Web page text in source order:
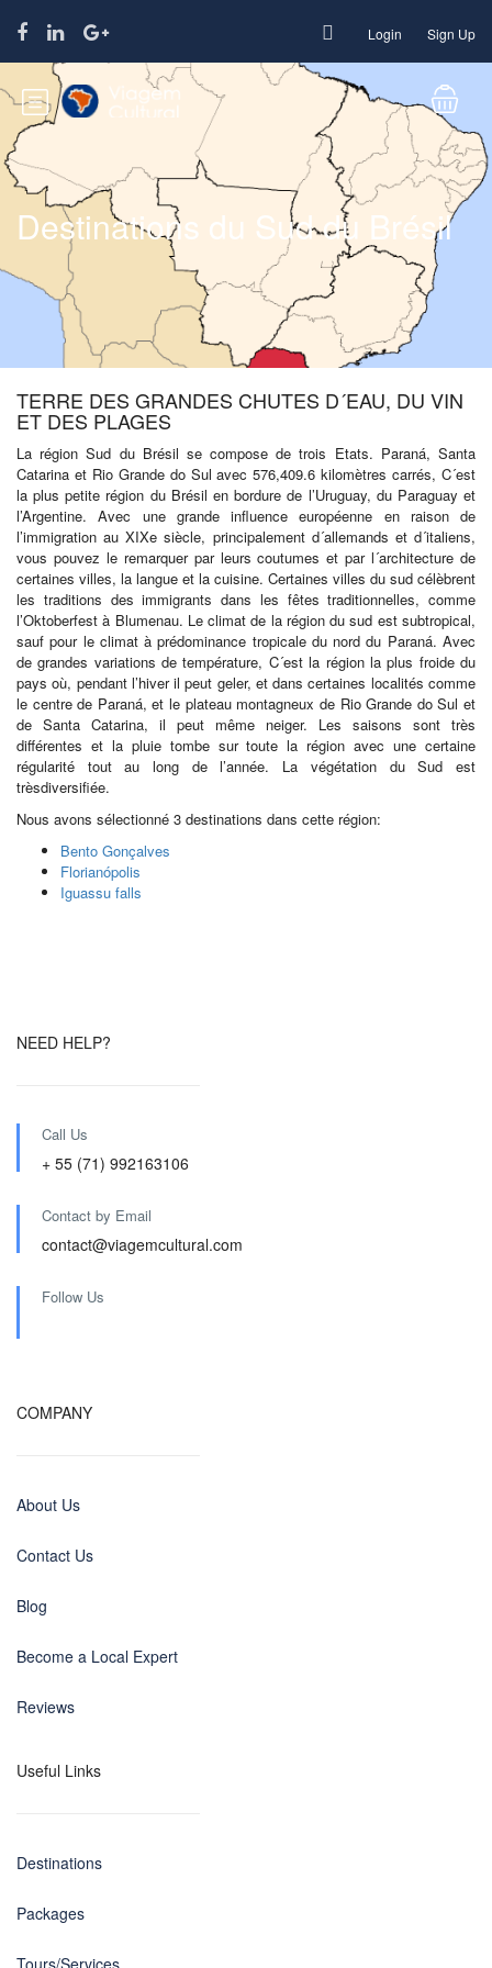
Login Sign Up
Destinations du Sud du Brésil
TERRE DES GRANDES CHUTES D´EAU, DU VIN
ET DES PLAGES
La région Sud du Brésil se compose de trois Etats. Paraná, Santa
Catarina et Rio Grande do Sul avec 576,409.6 kilomètres carrés, C´est
la plus petite région du Brésil en bordure de l’Uruguay, du Paraguay et
l’Argentine. Avec une grande influence européenne en raison de
l’immigration au XIXe siècle, principalement d´allemands et d´italiens,
vous pouvez le remarquer par leurs coutumes et par l´architecture de
certaines villes, la langue et la cuisine. Certaines villes du sud célèbrent
les traditions des immigrants dans les fêtes traditionnelles, comme
l’Oktoberfest à Blumenau. Le climat de la région du sud est subtropical,
sauf pour le climat à prédominance tropicale du nord du Paraná. Avec
de grandes variations de température, C´est la région la plus froide du
pays où, pendant l’hiver il peut geler, et dans certaines localités comme
le centre de Paraná, et le plateau montagneux de Rio Grande do Sul et
de Santa Catarina, il peut même neiger. Les saisons sont très
différentes et la pluie tombe sur toute la région avec une certaine
régularité tout au long de l’année. La végétation du Sud est
trèsdiversifiée.
Nous avons sélectionné 3 destinations dans cette région:
Bento Gonçalves
Florianópolis
Iguassu falls
NEED HELP?
Call Us
+ 55 (71) 992163106
Contact by Email
contact@viagemcultural.com
Follow Us
COMPANY
About Us
Contact Us
Blog
Become a Local Expert
Reviews
Useful Links
Destinations
Packages
Tours/Services